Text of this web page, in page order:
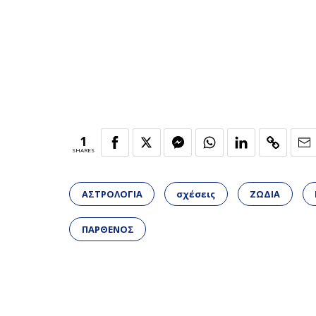
1
SHARES
ΑΣΤΡΟΛΟΓΙΑ σχέσεις ΖΩΔΙΑ
ΠΑΡΘΕΝΟΣ